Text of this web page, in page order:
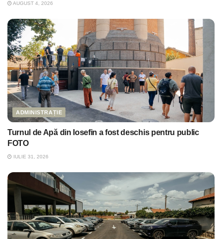
AUGUST 4, 2026
ADMINISTRAȚIE
Turnul de Apă din Iosefin a fost deschis pentru public
FOTO
IULIE 31, 2026